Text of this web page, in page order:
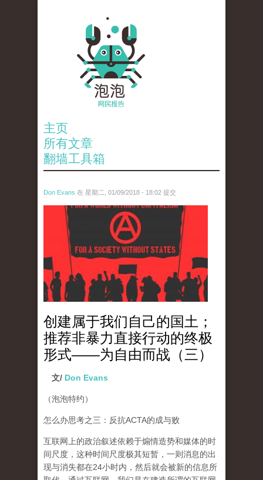
主页
所有文章
翻墙工具箱
Don Evans 在 星期二, 01/09/2018 - 18:02 提交
wechatimg875.jpeg
创建属于我们自己的国土；
推荐非暴力直接行动的终极
形式——为自由而战（三）
文/ Don Evans
（泡泡特约）
怎么办思考之三：反抗ACTA的成与败
互联网上的政治叙述依赖于煽情造势和媒体的时
间尺度，这种时间尺度极其短暂，一则消息的出
现与消失都在24小时内，然后就会被新的信息所